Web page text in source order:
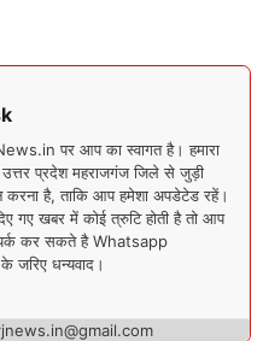
पर आप का स्वागत है। हमारा
प्रदेश महराजगंज जिले से जुड़ी
करना है, ताकि आप हमेशा अपडेटेड रहें।
दिए गए खबर में कोई त्रुटि होती है तो आप
कर सकते है Whatsapp
जरिए धन्यवाद।